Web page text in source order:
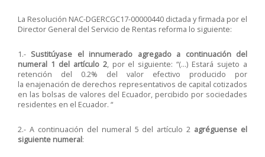
La Resolución NAC-DGERCGC17-00000440 dictada y firmada por el
Director General del Servicio de Rentas reforma lo siguiente:
1.- Sustitúyase el innumerado agregado a continuación del
numeral 1 del artículo 2, por el siguiente: “(…) Estará sujeto a
retención del 0.2% del valor efectivo producido por
la enajenación de derechos representativos de capital cotizados
en las bolsas de valores del Ecuador, percibido por sociedades
residentes en el Ecuador. “
2.- A continuación del numeral 5 del artículo 2 agréguense el
siguiente numeral: